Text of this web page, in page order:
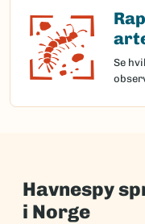
Se
Havnespy
i Norge